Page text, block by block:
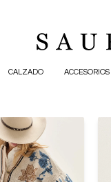
CALZADO ACCESORIOS